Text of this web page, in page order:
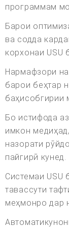
программам
Барои
ва содда
корхонаи USU
Нармафзори
барои беҳтар
баҳисобгирии
Бо истифода
имкон
назорати
пайгирӣ кунед.
Системаи USU
тавассути
меҳмонро дар